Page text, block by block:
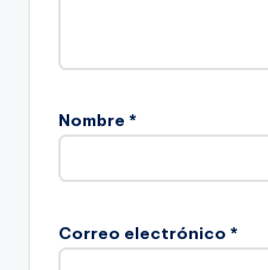
Nombre *
Correo electrónico *